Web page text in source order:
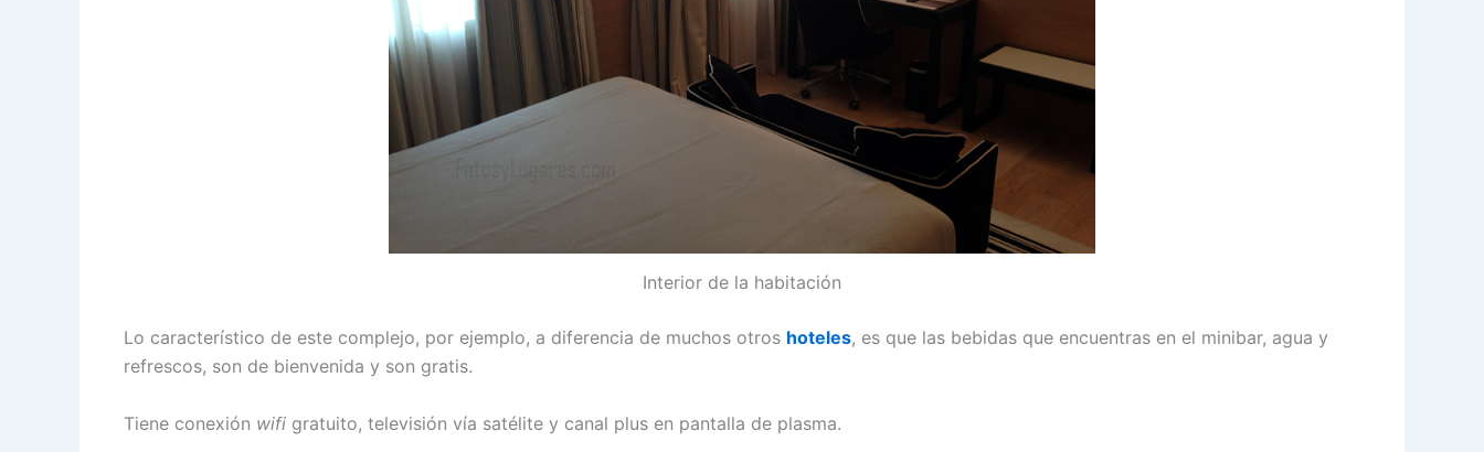
Interior de la habitación
Lo característico de este complejo, por ejemplo, a diferencia de muchos otros hoteles, es que las bebidas que encuentras en el minibar, agua y
refrescos, son de bienvenida y son gratis.
Tiene conexión wifi gratuito, televisión vía satélite y canal plus en pantalla de plasma.